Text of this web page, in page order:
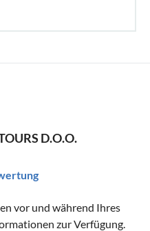
D.O.O.
vor und während Ihres
zur Verfügung.